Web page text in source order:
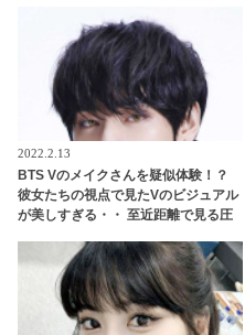
2022.2.13
BTS Vのメイクさんを疑似体験！？
彼女たちの視点で見たVのビジュアル
が美しすぎる・・ 至近距離で見る圧
をうらやむ声続出